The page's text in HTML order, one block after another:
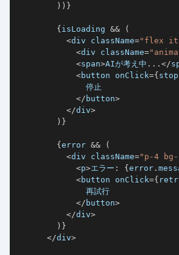
) ) }
{isLoading &&
(
<div className="flex
<div className=
<span>AIが考え中 ... </
<button onClick={stop
</ button>
</div>
) }
{error &&
(
<div className="p-4
<p>エラー : {error .
<button onClick={
</ button>
</div>
) }
</div>